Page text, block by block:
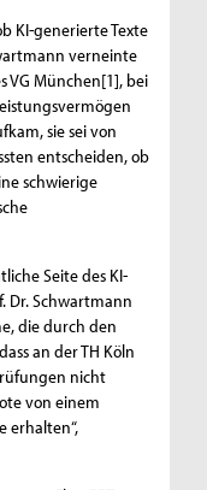
KI-generierte Texte
verneinte
VG München[1], bei
sie sei von
entscheiden, ob
schwierige
Seite des KI-
Dr. Schwartmann
die durch den
an der TH Köln
nicht
von einem
erhalten“,